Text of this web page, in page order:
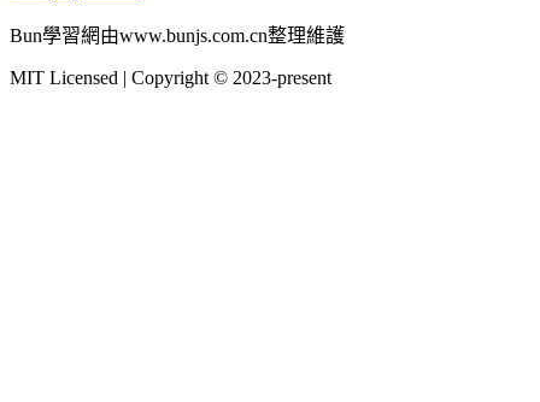
Bun學習網由www.bunjs.com.cn整理維護
MIT Licensed | Copyright © 2023-present